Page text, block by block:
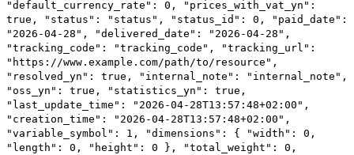
"default_currency_rate" : 0 , "prices_with_vat_yn" :
true , "status" : "status" , "status_id" : 0 , "paid_date" :
"2026-04-28" , "delivered_date" : "2026-04-28" ,
"tracking_code" : "tracking_code" , "tracking_url" :
"https://www.example.com/path/to/resource" ,
"resolved_yn" : true , "internal_note" : "internal_note" ,
"oss_yn" : true , "statistics_yn" : true ,
"last_update_time" : "2026-04-28T13:57:48+02:00" ,
"creation_time" : "2026-04-28T13:57:48+02:00" ,
"variable_symbol" : 1 , "dimensions" : { "width" : 0 ,
"length" : 0 , "height" : 0 }, "total_weight" : 0 ,